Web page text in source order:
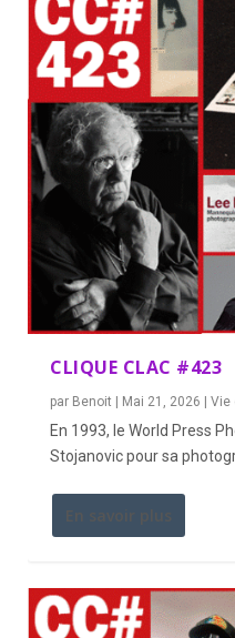
CLIQUE CLAC #423
par Benoit Mai 21, 2026 |Vie
En 1993, le World Press
Stojanovic pour sa
En savoir plus